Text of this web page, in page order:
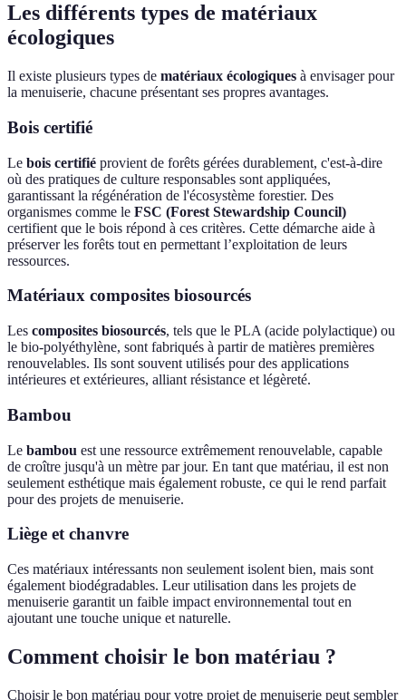
Les différents types de matériaux
écologiques
Il existe plusieurs types de matériaux écologiques à envisager pour
la menuiserie, chacune présentant ses propres avantages.
Bois certifié
Le bois certifié provient de forêts gérées durablement, c'est-à-dire
où des pratiques de culture responsables sont appliquées,
garantissant la régénération de l'écosystème forestier. Des
organismes comme le FSC (Forest Stewardship Council)
certifient que le bois répond à ces critères. Cette démarche aide à
préserver les forêts tout en permettant l’exploitation de leurs
ressources.
Matériaux composites biosourcés
Les composites biosourcés, tels que le PLA (acide polylactique) ou
le bio-polyéthylène, sont fabriqués à partir de matières premières
renouvelables. Ils sont souvent utilisés pour des applications
intérieures et extérieures, alliant résistance et légèreté.
Bambou
Le bambou est une ressource extrêmement renouvelable, capable
de croître jusqu'à un mètre par jour. En tant que matériau, il est non
seulement esthétique mais également robuste, ce qui le rend parfait
pour des projets de menuiserie.
Liège et chanvre
Ces matériaux intéressants non seulement isolent bien, mais sont
également biodégradables. Leur utilisation dans les projets de
menuiserie garantit un faible impact environnemental tout en
ajoutant une touche unique et naturelle.
Comment choisir le bon matériau ?
Choisir le bon matériau pour votre projet de menuiserie peut sembler